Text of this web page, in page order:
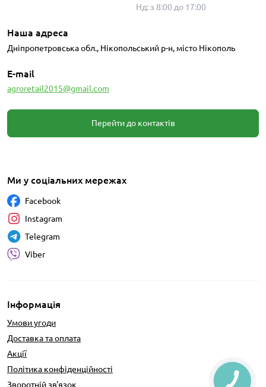
Нд: з 8:00 до 17:00
Наша адреса
Дніпропетровська обл., Нікопольський р-н, місто Нікополь
E-mail
agroretail2015@gmail.com
Перейти до контактів
Інформація
Умови угоди
Доставка та оплата
Акції
Політика конфіденційності
Зворотній зв'язок
Ми у соціальних мережах
Facebook
Instagram
Telegram
Viber